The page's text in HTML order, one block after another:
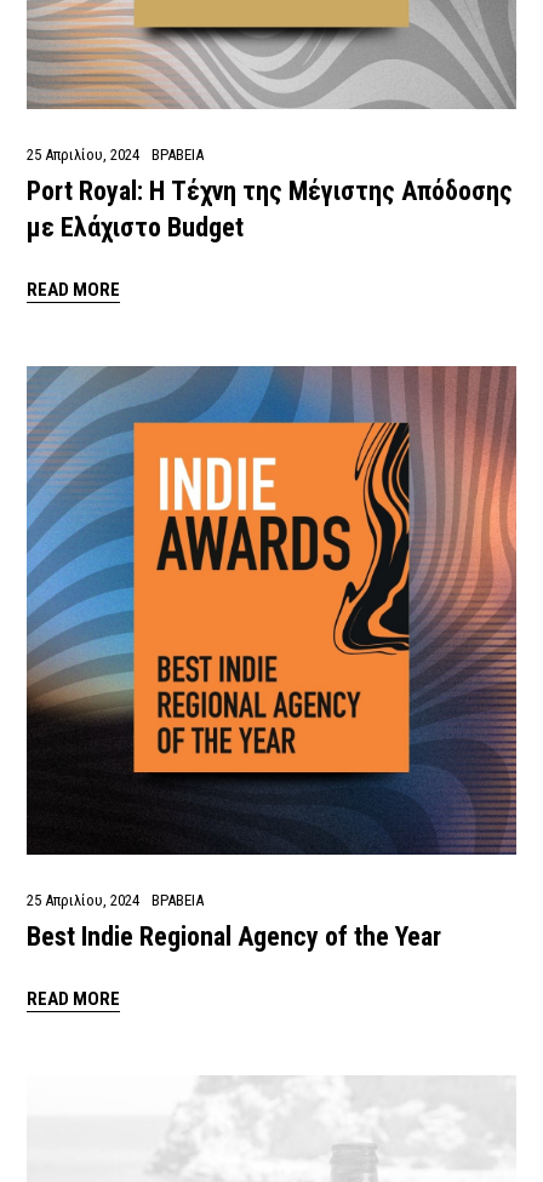
25 Απριλίου, 2024 ΒΡΑΒΕΙΑ
Port Royal: Η Τέχνη της Μέγιστης Απόδοσης
με Ελάχιστο Budget
READ MORE
25 Απριλίου, 2024 ΒΡΑΒΕΙΑ
Best Indie Regional Agency of the Year
READ MORE